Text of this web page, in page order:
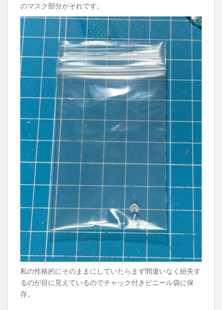
のマスク部分がそれです。
私の性格的にそのままにしていたらまず間違いなく紛失す
るのが目に見えているのでチャック付きビニール袋に保
存。